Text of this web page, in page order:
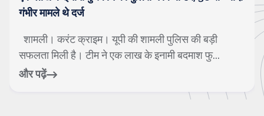
गंभीर मामले थे दर्ज
शामली। करंट क्राइम। यूपी की शामली पुलिस की बड़ी
सफलता मिली है। टीम ने एक लाख के इनामी बदमाश फु...
और पढ़ें